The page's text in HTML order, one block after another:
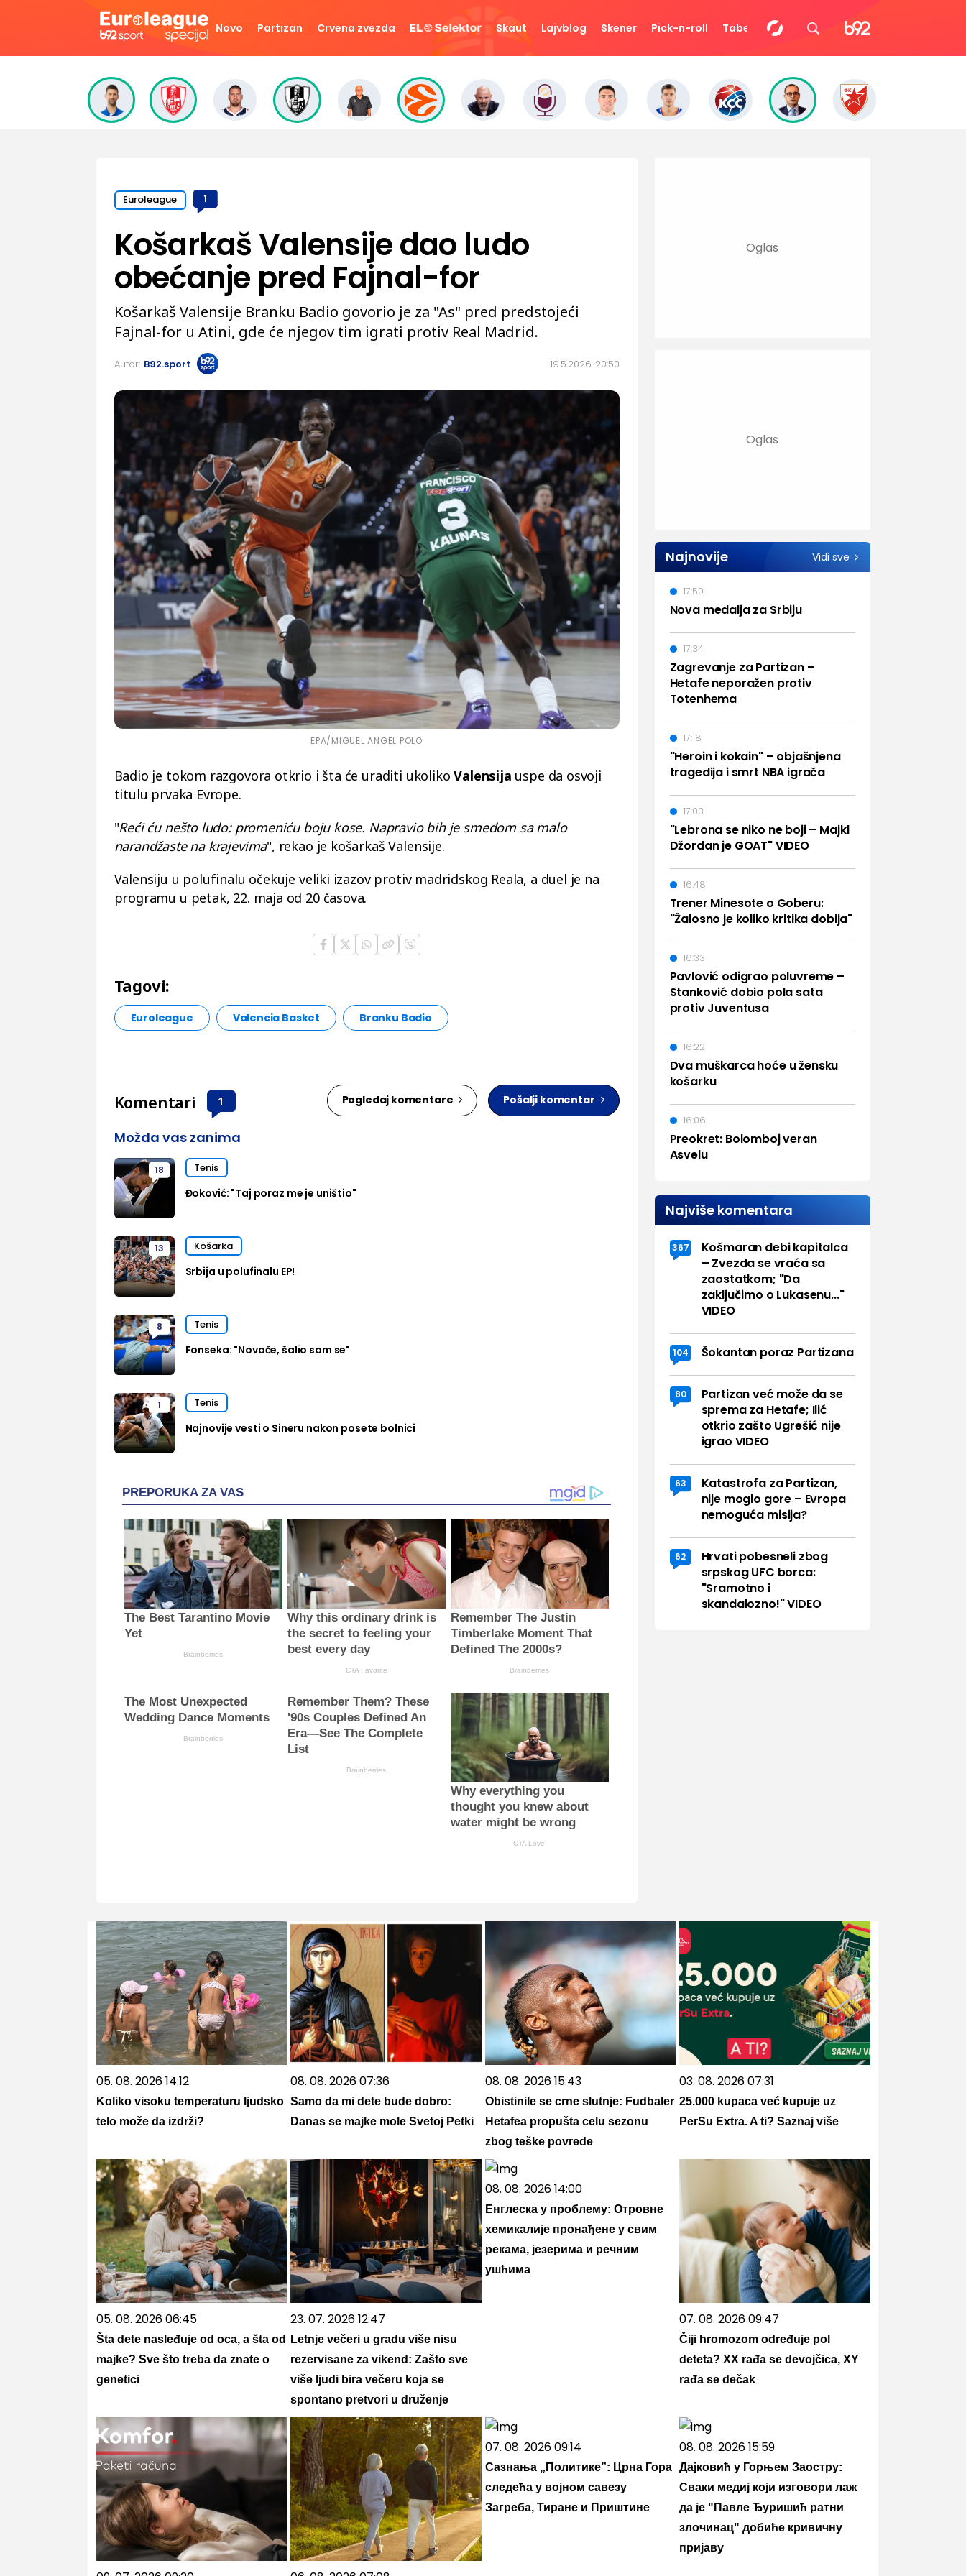
Novo Partizan Crvena zvezda Skaut Lajvblog Skener Pick-n-roll Tabela Video Eurocup
Euroleague 1
19.5.2026. 20:50
Košarkaš Valensije dao ludo
obećanje pred Fajnal-for
Košarkaš Valensije Branku Badio govorio je za "As" pred predstojeći
Fajnal-for u Atini, gde će njegov tim igrati protiv Real Madrid.
Autor: B92.sport
EPA/MIGUEL ANGEL POLO
Badio je tokom razgovora otkrio i šta će uraditi ukolikoValensija uspe da osvoji
titulu prvaka Evrope.
"Reći ću nešto ludo: promeniću boju kose. Napravio bih je smeđom sa malo
narandžaste na krajevima", rekao je košarkaš Valensije.
Valensiju u polufinalu očekuje veliki izazov protiv madridskog Reala, a duel je na
programu u petak, 22. maja od 20 časova.
Tagovi:
Euroleague Valencia Basket Branku Badio
Komentari 1 Pogledaj komentare Pošalji komentar
Možda vas zanima
18 Tenis
Đoković: "Taj poraz me je uništio"
13 Košarka
Srbija u polufinalu EP!
8 Tenis
Fonseka: "Novače, šalio sam se"
1 Tenis
Najnovije vesti o Sineru nakon posete bolnici
PREPORUKA ZA VAS
The Best Tarantino Movie
Yet
Brainberries
Why this ordinary drink is
the secret to feeling your
best every day
CTA Favorite
Remember The Justin
Timberlake Moment That
Defined The 2000s?
Brainberries
The Most Unexpected
Wedding Dance Moments
Brainberries
Remember Them? These
'90s Couples Defined An
Era—See The Complete
List
Brainberries
Why everything you
thought you knew about
water might be wrong
CTA Love
Najnovije Vidi sve
Nova medalja za Srbiju
17:50
Zagrevanje za Partizan –
Hetafe neporažen protiv
Totenhema
17:34
"Heroin i kokain" – objašnjena
tragedija i smrt NBA igrača
17:18
"Lebrona se niko ne boji – Majkl
Džordan je GOAT" VIDEO
17:03
Trener Minesote o Goberu:
"Žalosno je koliko kritika dobija"
16:48
Pavlović odigrao poluvreme –
Stanković dobio pola sata
protiv Juventusa
16:33
Dva muškarca hoće u žensku
košarku
16:22
Preokret: Bolomboj veran
Asvelu
16:06
Najviše komentara
367
Košmaran debi kapitalca
– Zvezda se vraća sa
zaostatkom; "Da
zaključimo o Lukasenu..."
VIDEO
104 Šokantan poraz Partizana
80
Partizan već može da se
sprema za Hetafe; Ilić
otkrio zašto Ugrešić nije
igrao VIDEO
63
Katastrofa za Partizan,
nije moglo gore – Evropa
nemoguća misija?
62
Hrvati pobesneli zbog
srpskog UFC borca:
"Sramotno i
skandalozno!" VIDEO
05. 08. 2026 14:12
Koliko visoku temperaturu ljudsko
telo može da izdrži?
08. 08. 2026 07:36
Samo da mi dete bude dobro:
Danas se majke mole Svetoj Petki
08. 08. 2026 15:43
Obistinile se crne slutnje: Fudbaler
Hetafea propušta celu sezonu
zbog teške povrede
03. 08. 2026 07:31
25.000 kupaca već kupuje uz
PerSu Extra. A ti? Saznaj više
05. 08. 2026 06:45
Šta dete nasleđuje od oca, a šta od
majke? Sve što treba da znate o
genetici
23. 07. 2026 12:47
Letnje večeri u gradu više nisu
rezervisane za vikend: Zašto sve
više ljudi bira večeru koja se
spontano pretvori u druženje
08. 08. 2026 14:00
Енглеска у проблему: Отровне
хемикалије пронађене у свим
рекама, језерима и речним
ушћима
07. 08. 2026 09:47
Čiji hromozom određuje pol
deteta? XX rađa se devojčica, XY
rađa se dečak
07. 08. 2026 09:14
Сазнања „Политике”: Црна Гора
следећа у војном савезу
Загреба, Тиране и Приштине
08. 08. 2026 15:59
Дајковић у Горњем Заостру:
Сваки медиј који изговори лаж
да је "Павле Ђуришић ратни
злочинац" добиће кривичну
пријаву